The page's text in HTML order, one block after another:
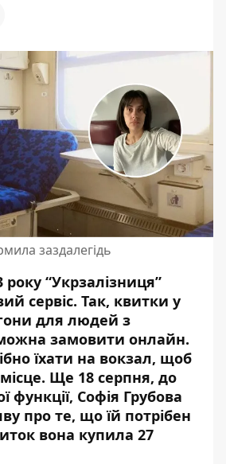
заздалегідь
року “Укрзалізниця”
сервіс. Так, квитки у
для людей з
можна замовити онлайн.
їхати на вокзал, щоб
. Ще 18 серпня, до
функції, Софія Грубова
про те, що їй потрібен
вона купила 27